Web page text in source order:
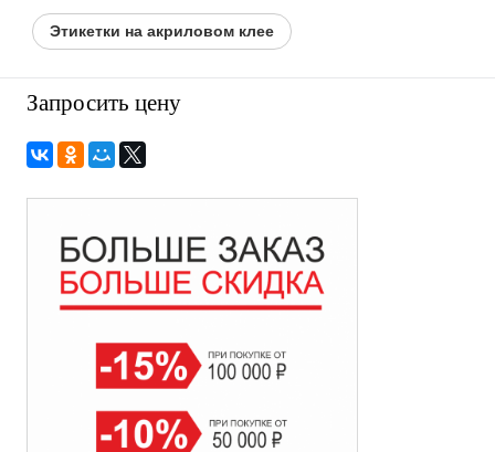
Этикетки на акриловом клее
Запросить цену